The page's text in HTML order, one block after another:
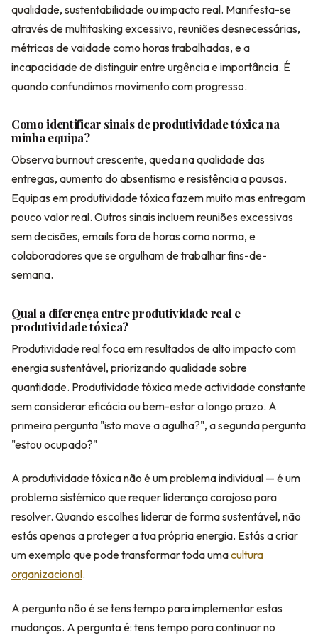
qualidade, sustentabilidade ou impacto real. Manifesta-se
através de multitasking excessivo, reuniões desnecessárias,
métricas de vaidade como horas trabalhadas, e a
incapacidade de distinguir entre urgência e importância. É
quando confundimos movimento com progresso.
Como identificar sinais de produtividade tóxica na
minha equipa?
Observa burnout crescente, queda na qualidade das
entregas, aumento do absentismo e resistência a pausas.
Equipas em produtividade tóxica fazem muito mas entregam
pouco valor real. Outros sinais incluem reuniões excessivas
sem decisões, emails fora de horas como norma, e
colaboradores que se orgulham de trabalhar fins-de-
semana.
Qual a diferença entre produtividade real e
produtividade tóxica?
Produtividade real foca em resultados de alto impacto com
energia sustentável, priorizando qualidade sobre
quantidade. Produtividade tóxica mede actividade constante
sem considerar eficácia ou bem-estar a longo prazo. A
primeira pergunta "isto move a agulha?", a segunda pergunta
"estou ocupado?"
A produtividade tóxica não é um problema individual — é um
problema sistémico que requer liderança corajosa para
resolver. Quando escolhes liderar de forma sustentável, não
estás apenas a proteger a tua própria energia. Estás a criar
um exemplo que pode transformar toda umacultura
organizacional.
A pergunta não é se tens tempo para implementar estas
mudanças. A pergunta é: tens tempo para continuar no